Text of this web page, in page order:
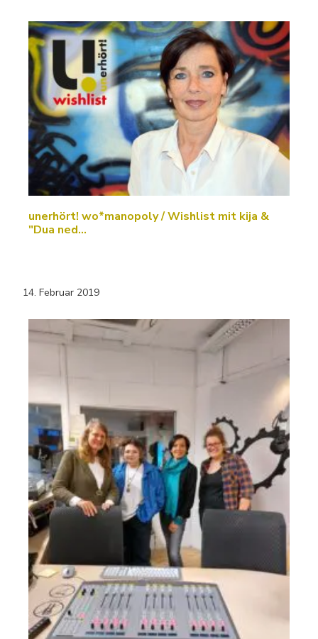
unerhört! wo*manopoly / Wishlist mit kija &
"Dua ned…
14. Februar 2019